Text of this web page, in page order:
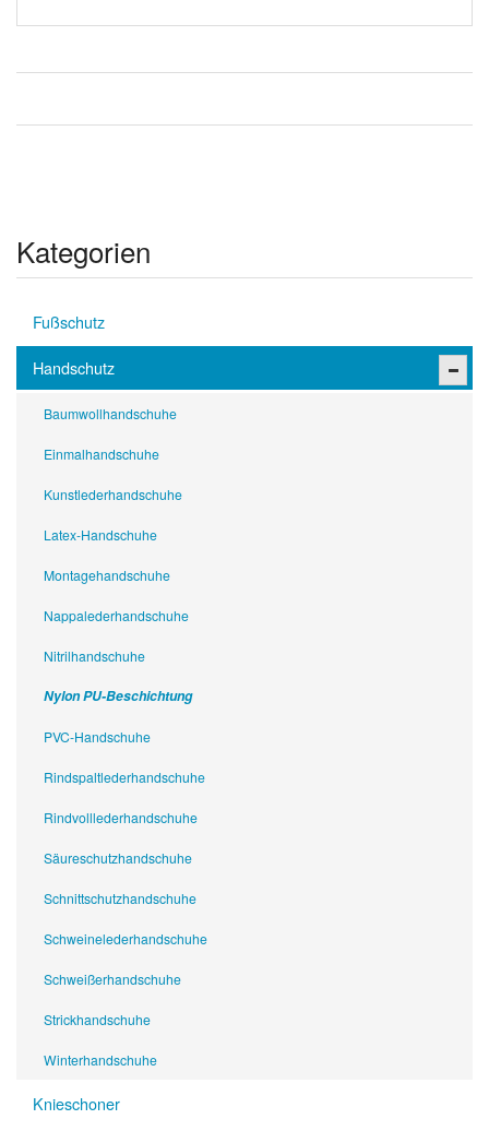
Kategorien
Fußschutz
Handschutz
Baumwollhandschuhe
Einmalhandschuhe
Kunstlederhandschuhe
Latex-Handschuhe
Montagehandschuhe
Nappalederhandschuhe
Nitrilhandschuhe
Nylon PU-Beschichtung
PVC-Handschuhe
Rindspaltlederhandschuhe
Rindvolllederhandschuhe
Säureschutzhandschuhe
Schnittschutzhandschuhe
Schweinelederhandschuhe
Schweißerhandschuhe
Strickhandschuhe
Winterhandschuhe
Knieschoner